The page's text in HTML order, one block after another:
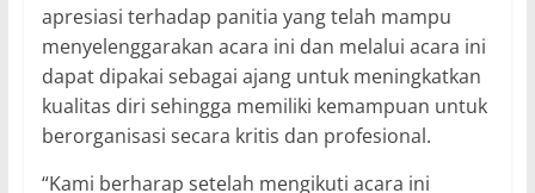
apresiasi terhadap panitia yang telah mampu
menyelenggarakan acara ini dan melalui acara ini
dapat dipakai sebagai ajang untuk meningkatkan
kualitas diri sehingga memiliki kemampuan untuk
berorganisasi secara kritis dan profesional.
“Kami berharap setelah mengikuti acara ini